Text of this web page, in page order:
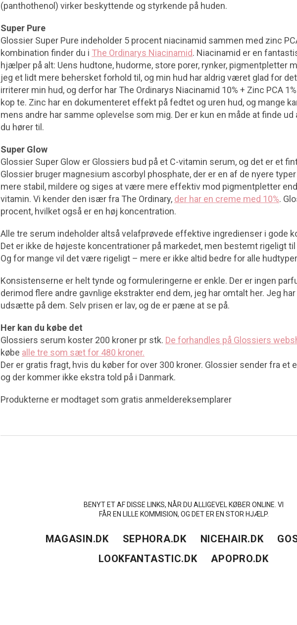
(panthothenol) virker beskyttende og styrkende på huden.
Super Pure
Glossier Super Pure indeholder 5 procent niacinamid sammen med zinc
kombination finder du i The Ordinarys Niacinamid. Niacinamid er en
hjælper på alt: Uens hudtone, hudorme, store porer, rynker, pigmentpletter
jeg et lidt mere behersket forhold til, og min hud har aldrig været glad for
irriterer min hud, og derfor har The Ordinarys Niacinamid 10% + Zinc PCA
kop te. Zinc har en dokumenteret effekt på fedtet og uren hud, og mange
mens andre har samme oplevelse som mig. Der er kun en måde at finde ud
du hører til.
Super Glow
Glossier Super Glow er Glossiers bud på et C-vitamin serum, og det er et
Glossier bruger magnesium ascorbyl phosphate, der er en af de nyere
mere stabil, mildere og siges at være mere effektiv mod pigmentpletter
vitamin. Vi kender den især fra The Ordinary, der har en creme med 10%.
procent, hvilket også er en høj koncentration.
Alle tre serum indeholder altså velafprøvede effektive ingredienser i gode
Det er ikke de højeste koncentrationer på markedet, men bestemt rigeligt
Og for mange vil det være rigeligt – mere er ikke altid bedre for alle
Konsistenserne er helt tynde og formuleringerne er enkle. Der er ingen
derimod flere andre gavnlige ekstrakter end dem, jeg har omtalt her. Jeg
udsætte på dem. Selv prisen er lav, og de er pæne at se på.
Her kan du købe det
Glossiers serum koster 200 kroner pr stk. De forhandles på Glossiers
købe alle tre som sæt for 480 kroner.
Der er gratis fragt, hvis du køber for over 300 kroner. Glossier sender fra et
og der kommer ikke ekstra told på i Danmark.
Produkterne er modtaget som gratis anmeldereksemplarer
BENYT ET AF DISSE LINKS, NÅR DU ALLIGEVEL KØBER ONLINE. VI
FÅR EN LILLE KOMMISION, OG DET ER EN STOR HJÆLP.
MAGASIN.DK SEPHORA.DK NICEHAIR.DK
LOOKFANTASTIC.DK
APOPRO.DK